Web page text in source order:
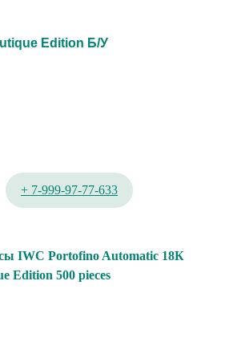
Edition Б/У
+ 7-999-97-77-633
IWС Рortоfino Automatic 18К
Edition 500 pieсеs